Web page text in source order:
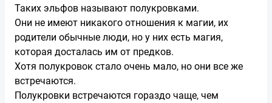
Таких эльфов называют полукровками.
Они не имеют никакого отношения к магии, их
родители обычные люди, но у них есть магия,
которая досталась им от предков.
Хотя полукровок стало очень мало, но они все же
встречаются.
Полукровки встречаются гораздо чаще, чем